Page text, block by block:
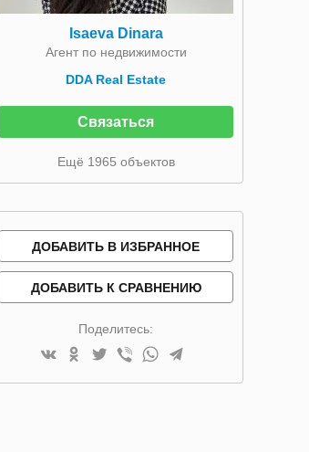
Isaeva Dinara
Агент по недвижимости
DDA Real Estate
Связаться
Ещё 1965 объектов
ДОБАВИТЬ В ИЗБРАННОЕ
ДОБАВИТЬ К СРАВНЕНИЮ
Поделитесь: